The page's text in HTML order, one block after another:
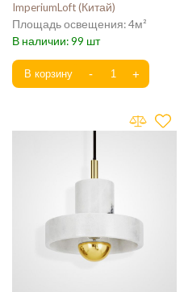
ImperiumLoft Китай
4
99